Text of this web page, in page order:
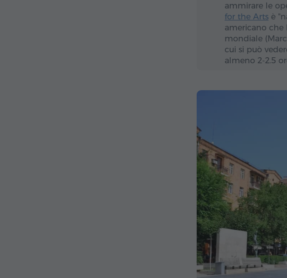
ammirare le
for the Arts è
americano che
mondiale
cui si può
almeno 2-2.5